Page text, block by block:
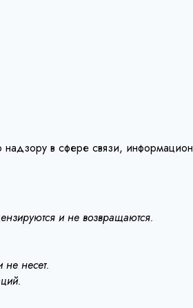
в сфере связи,
и не возвращаются.
не несет.